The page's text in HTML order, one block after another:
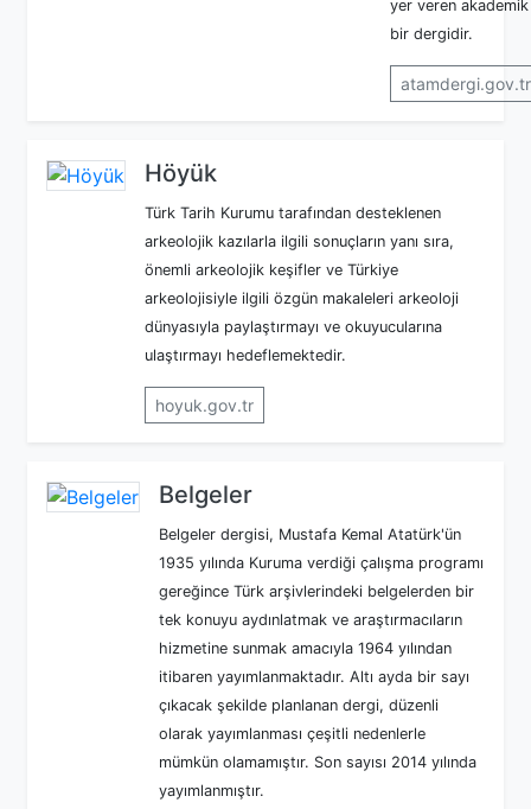
yer veren akademik
bir dergidir.
atamdergi.gov.tr
Höyük
Türk Tarih Kurumu tarafından desteklenen
arkeolojik kazılarla ilgili sonuçların yanı sıra,
önemli arkeolojik keşifler ve Türkiye
arkeolojisiyle ilgili özgün makaleleri arkeoloji
dünyasıyla paylaştırmayı ve okuyucularına
ulaştırmayı hedeflemektedir.
hoyuk.gov.tr
Belgeler
Belgeler dergisi, Mustafa Kemal Atatürk'ün
1935 yılında Kuruma verdiği çalışma programı
gereğince Türk arşivlerindeki belgelerden bir
tek konuyu aydınlatmak ve araştırmacıların
hizmetine sunmak amacıyla 1964 yılından
itibaren yayımlanmaktadır. Altı ayda bir sayı
çıkacak şekilde planlanan dergi, düzenli
olarak yayımlanması çeşitli nedenlerle
mümkün olamamıştır. Son sayısı 2014 yılında
yayımlanmıştır.